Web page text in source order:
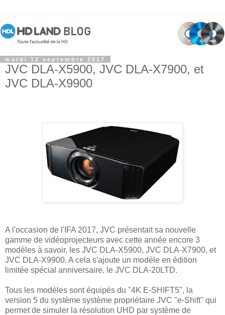
mardi 12 septembre 2017
JVC DLA-X5900, JVC DLA-X7900, et
JVC DLA-X9900
A l'occasion de l'IFA 2017, JVC présentait sa nouvelle
gamme de vidéoprojecteurs avec cette année encore 3
modèles à savoir, les JVC DLA-X5900, JVC DLA-X7900, et
JVC DLA-X9900. A cela s'ajoute un modèle en édition
limitée spécial anniversaire, le JVC DLA-20LTD.
Tous les modèles sont équipés du "4K E-SHIFT5", la
version 5 du système système propriétaire JVC "e-Shift" qui
permet de simuler la résolution UHD par système de